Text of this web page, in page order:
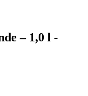
– 1,0 l -